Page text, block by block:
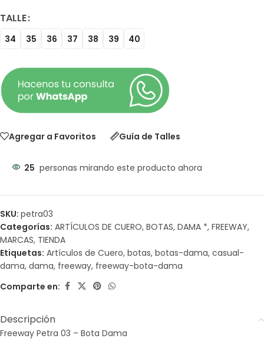
TALLE
34 35 36 37 38 39 40
Agregar a Favoritos Guía de Talles
25 personas mirando este producto ahora
SKU: petra03
Categorías: ARTÍCULOS DE CUERO, BOTAS, DAMA *, FREEWAY,
MARCAS, TIENDA
Etiquetas: Artículos de Cuero, botas, botas-dama, casual-
dama, dama, freeway, freeway-bota-dama
Comparte en:
Descripción
Freeway Petra 03 – Bota Dama